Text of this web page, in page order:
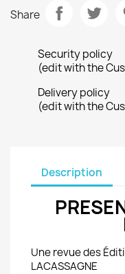
Share
Security policy
(edit with the
Delivery policy
(edit with the
Description
Une revue des
LACASSAGNE